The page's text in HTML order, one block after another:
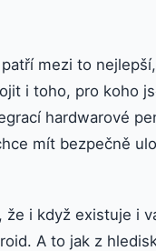
mezi to
i toho, pro koho
hardwarové
mít bezpečně
i když existuje i
A to jak z